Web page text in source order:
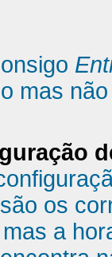
mas
os
mas a